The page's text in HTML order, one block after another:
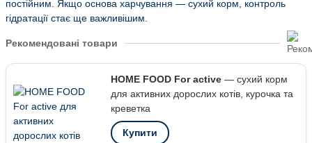
постійним. Якщо основа харчування — сухий корм, контроль
гідратації стає ще важливішим.
Рекомендовані товари
HOME FOOD For active— сухий корм
для активних дорослих котів, курочка та
креветка
Купити